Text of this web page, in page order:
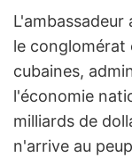
L'ambassadeur
le conglomérat
cubaines,
l'économie
milliards de
n'arrive au